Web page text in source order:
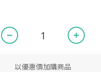
以優惠價加購商品